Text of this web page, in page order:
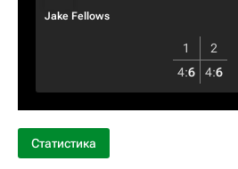
Jake Fellows
1
2
4:6 4:6
Статистика